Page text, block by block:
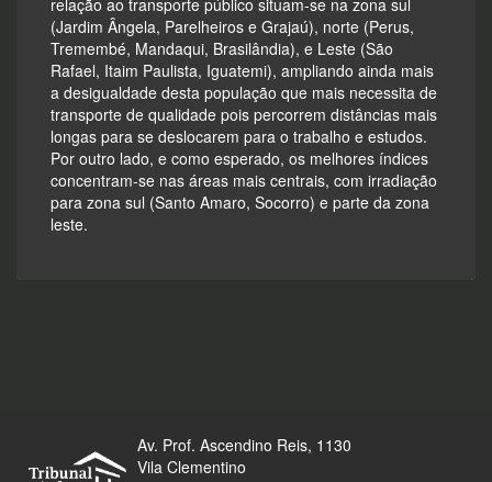
relação ao transporte público situam-se na zona sul
(Jardim Ângela, Parelheiros e Grajaú), norte (Perus,
Tremembé, Mandaqui, Brasilândia), e Leste (São
Rafael, Itaim Paulista, Iguatemi), ampliando ainda mais
a desigualdade desta população que mais necessita de
transporte de qualidade pois percorrem distâncias mais
longas para se deslocarem para o trabalho e estudos.
Por outro lado, e como esperado, os melhores índices
concentram-se nas áreas mais centrais, com irradiação
para zona sul (Santo Amaro, Socorro) e parte da zona
leste.
Av. Prof. Ascendino Reis, 1130
Vila Clementino